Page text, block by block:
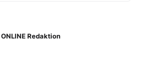
ONLINE Redaktion